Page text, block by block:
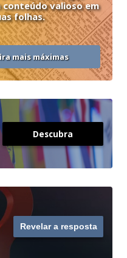
conteúdo valioso em
folhas.
mais máximas
Descubra
Revelar a resposta